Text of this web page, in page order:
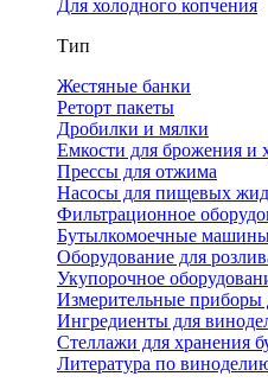
Для холодного копчения
Тип
Жестяные банки
Реторт пакеты
Дробилки и мялки
Емкости для брожения и
Прессы для отжима
Насосы для пищевых
Фильтрационное
Бутылкомоечные
Оборудование для
Укупорочное
Измерительные приборы
Ингредиенты для
Стеллажи для хранения
Литература по